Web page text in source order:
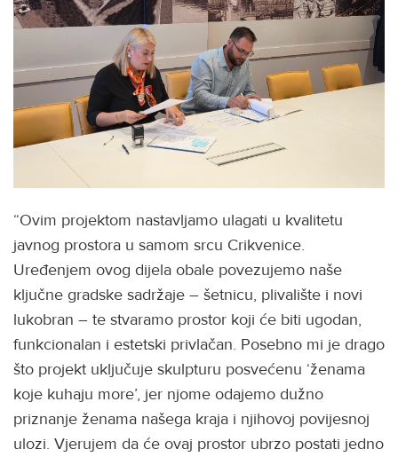
“Ovim projektom nastavljamo ulagati u kvalitetu
javnog prostora u samom srcu Crikvenice.
Uređenjem ovog dijela obale povezujemo naše
ključne gradske sadržaje – šetnicu, plivalište i novi
lukobran – te stvaramo prostor koji će biti ugodan,
funkcionalan i estetski privlačan. Posebno mi je drago
što projekt uključuje skulpturu posvećenu ‘ženama
koje kuhaju more’, jer njome odajemo dužno
priznanje ženama našega kraja i njihovoj povijesnoj
ulozi. Vjerujem da će ovaj prostor ubrzo postati jedno